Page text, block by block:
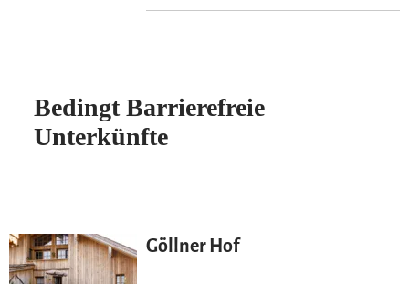
Bedingt Barrierefreie
Unterkünfte
Göllner Hof